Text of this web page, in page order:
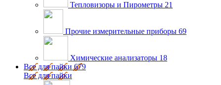
Тепловизоры и Пирометры 21
Прочие измерительные приборы 69
Химические анализаторы 18
Все для пайки 679
Все для пайки